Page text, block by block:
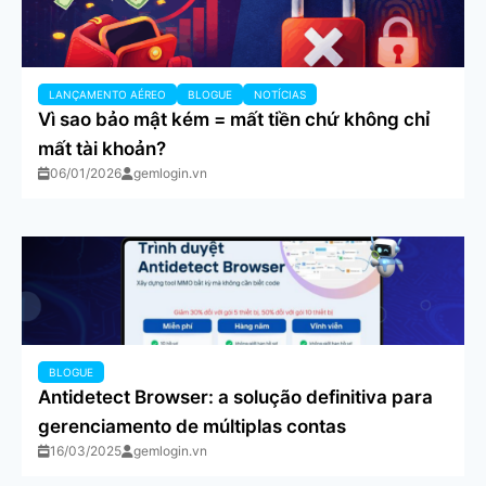
LANÇAMENTO AÉREO BLOGUE NOTÍCIAS
Vì sao bảo mật kém = mất tiền chứ không chỉ
mất tài khoản?
06/01/2026 gemlogin.vn
BLOGUE
Antidetect Browser: a solução definitiva para
gerenciamento de múltiplas contas
16/03/2025 gemlogin.vn